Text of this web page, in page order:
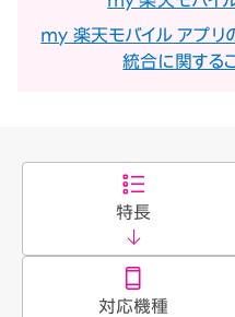
my 楽天モバイル アプ
統合に関する
特長
対応機種